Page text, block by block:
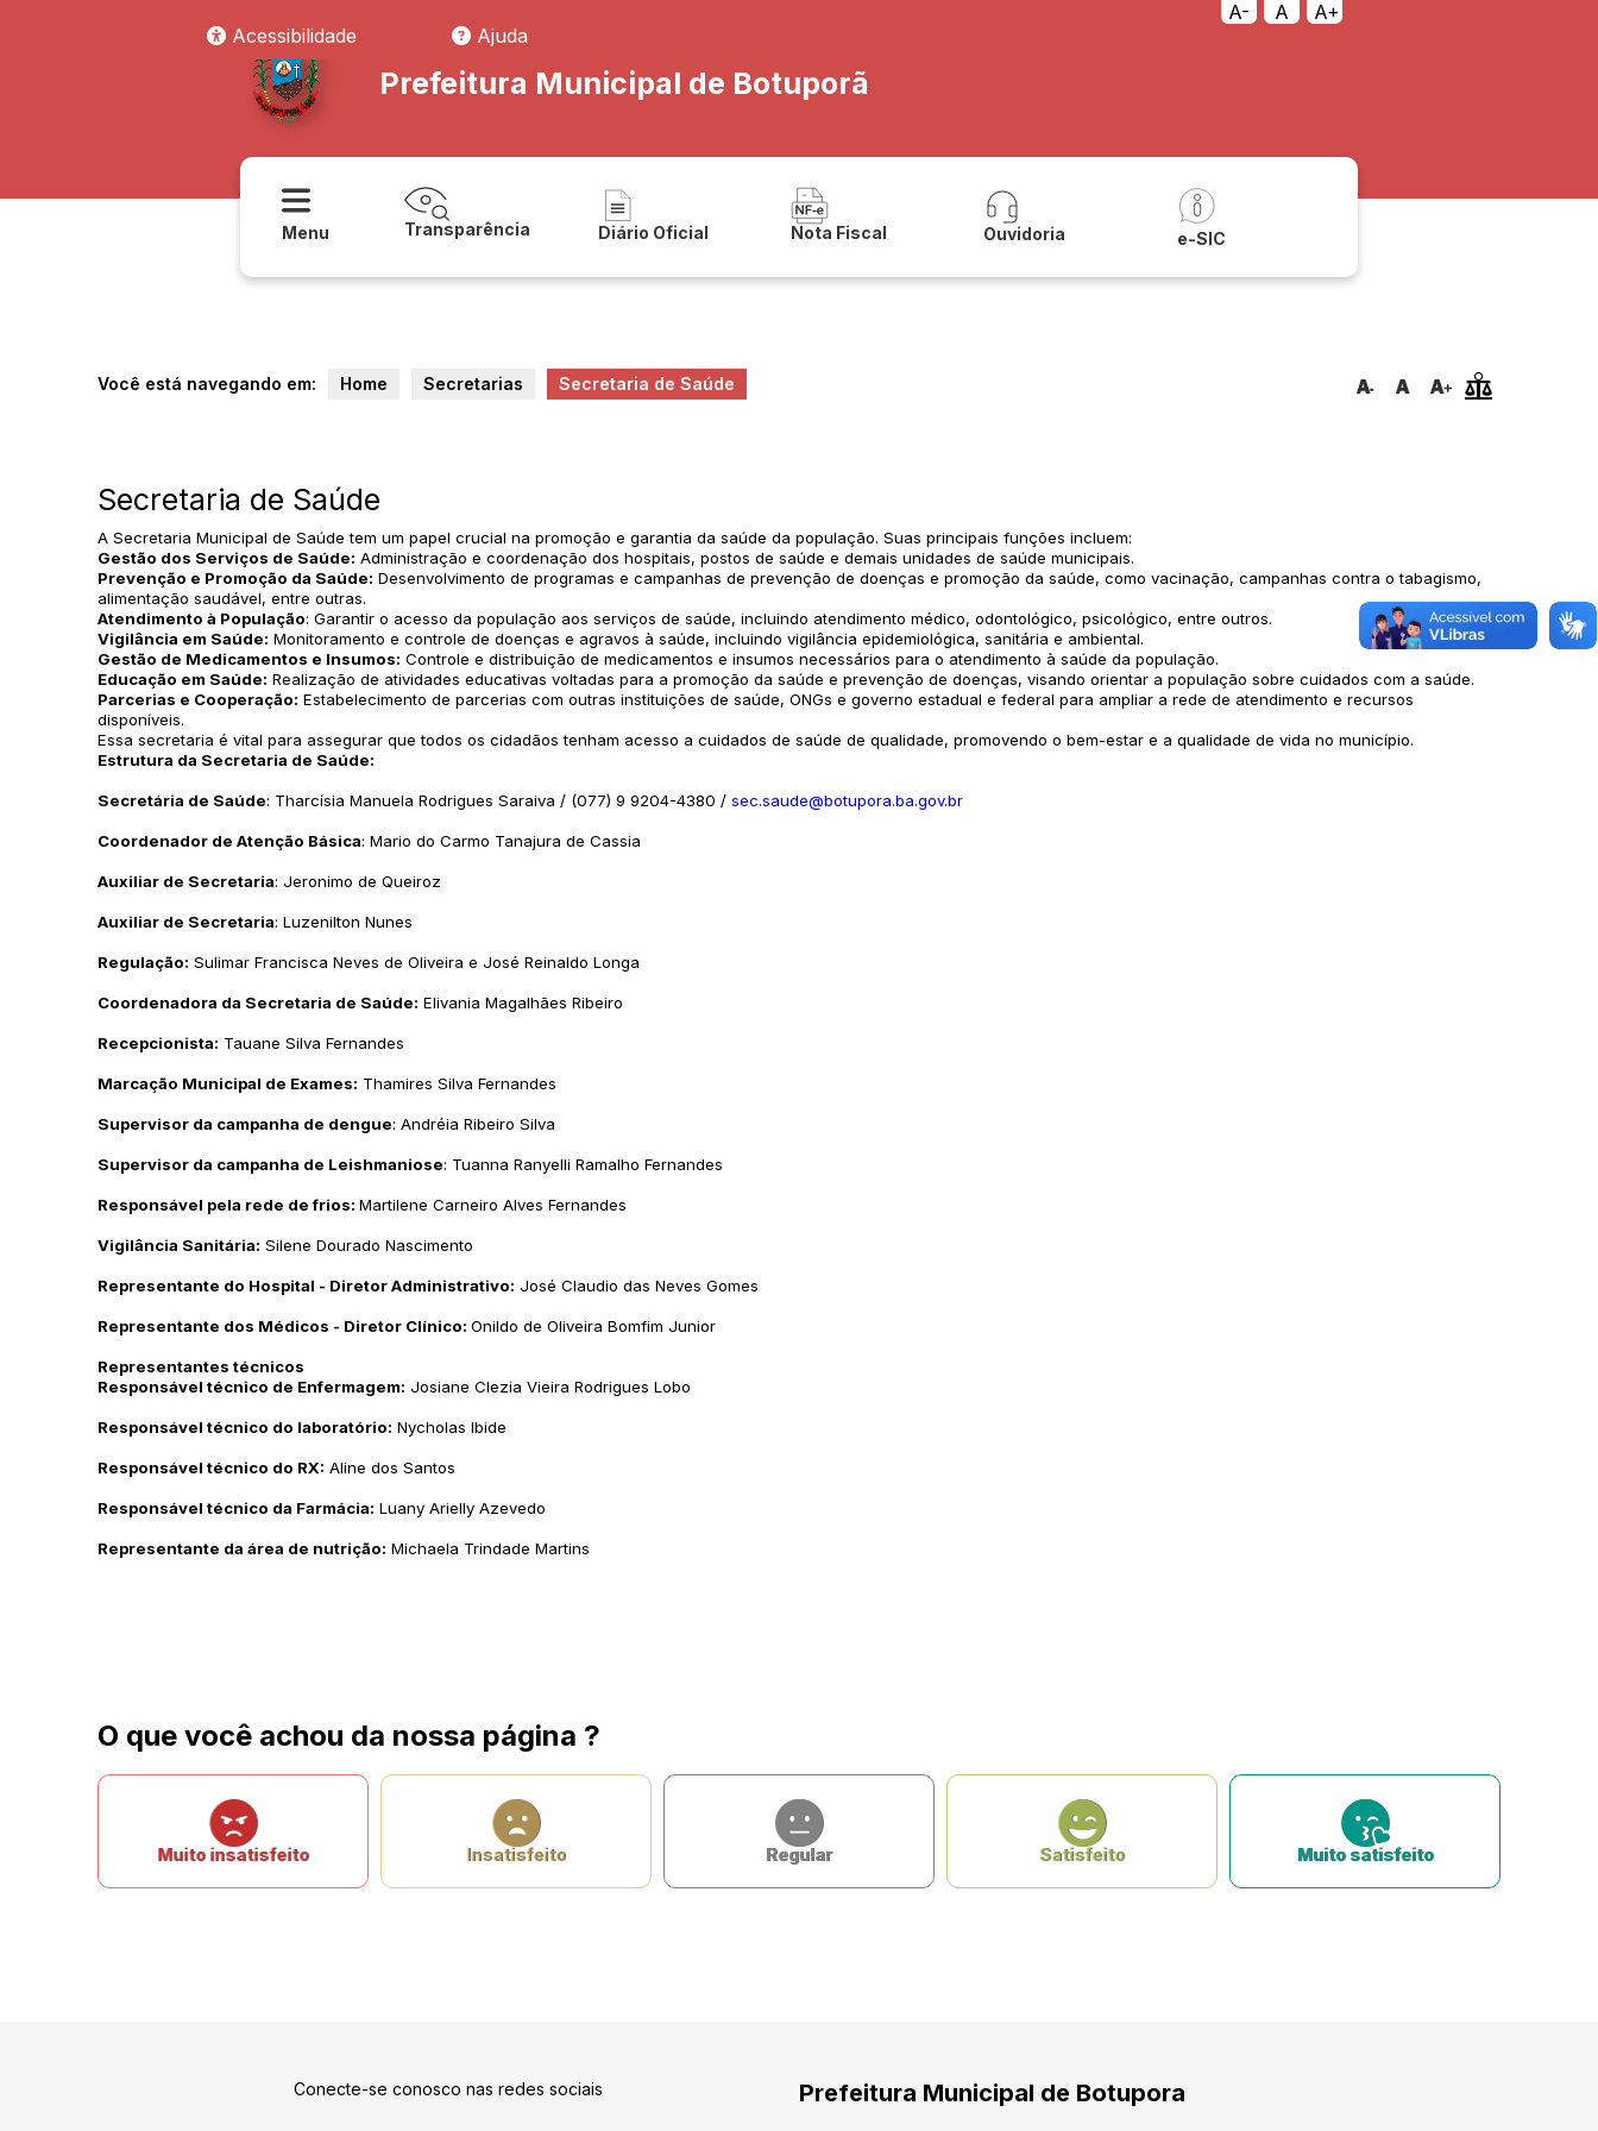
A- A
A+
Acessibilidade
Ajuda
Prefeitura Municipal de Botuporã
Menu Transparência Diário Oficial Nota Fiscal Ouvidoria e-SIC
Você está navegando em: Home Secretarias Secretaria de Saúde
Secretaria de Saúde
A Secretaria Municipal de Saúde tem um papel crucial na promoção e garantia da saúde da população. Suas principais funções incluem:
Gestão dos Serviços de Saúde: Administração e coordenação dos hospitais, postos de saúde e demais unidades de saúde municipais.
Prevenção e Promoção da Saúde: Desenvolvimento de programas e campanhas de prevenção de doenças e promoção da saúde, como vacinação, campanhas contra o tabagismo,
alimentação saudável, entre outras.
Atendimento à População: Garantir o acesso da população aos serviços de saúde, incluindo atendimento médico, odontológico, psicológico, entre outros.
Vigilância em Saúde: Monitoramento e controle de doenças e agravos à saúde, incluindo vigilância epidemiológica, sanitária e ambiental.
Gestão de Medicamentos e Insumos: Controle e distribuição de medicamentos e insumos necessários para o atendimento à saúde da população.
Educação em Saúde: Realização de atividades educativas voltadas para a promoção da saúde e prevenção de doenças, visando orientar a população sobre cuidados com a saúde.
Parcerias e Cooperação: Estabelecimento de parcerias com outras instituições de saúde, ONGs e governo estadual e federal para ampliar a rede de atendimento e recursos
disponíveis.
Essa secretaria é vital para assegurar que todos os cidadãos tenham acesso a cuidados de saúde de qualidade, promovendo o bem-estar e a qualidade de vida no município.
Estrutura da Secretaria de Saúde:
Secretária de Saúde: Tharcísia Manuela Rodrigues Saraiva / (077) 9 9204-4380 / sec.saude@botupora.ba.gov.br
Coordenador de Atenção Básica: Mario do Carmo Tanajura de Cassia
Auxiliar de Secretaria: Jeronimo de Queiroz
Auxiliar de Secretaria: Luzenilton Nunes
Regulação: Sulimar Francisca Neves de Oliveira e José Reinaldo Longa
Coordenadora da Secretaria de Saúde: Elivania Magalhães Ribeiro
Recepcionista: Tauane Silva Fernandes
Marcação Municipal de Exames: Thamires Silva Fernandes
Supervisor da campanha de dengue: Andréia Ribeiro Silva
Supervisor da campanha de Leishmaniose: Tuanna Ranyelli Ramalho Fernandes
Responsável pela rede de frios: Martilene Carneiro Alves Fernandes
Vigilância Sanitária: Silene Dourado Nascimento
Representante do Hospital - Diretor Administrativo: José Claudio das Neves Gomes
Representante dos Médicos - Diretor Clínico: Onildo de Oliveira Bomfim Junior
Representantes técnicos
Responsável técnico de Enfermagem: Josiane Clezia Vieira Rodrigues Lobo
Responsável técnico do laboratório: Nycholas Ibide
Responsável técnico do RX: Aline dos Santos
Responsável técnico da Farmácia: Luany Arielly Azevedo
Representante da área de nutrição: Michaela Trindade Martins
O que você achou da nossa página ?
Muito insatisfeito Insatisfeito Regular Satisfeito Muito satisfeito
Conecte-se conosco nas redes sociais Prefeitura Municipal de Botupora